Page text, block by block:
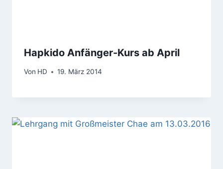
Hapkido Anfänger-Kurs ab April
Von HD 19. März 2014